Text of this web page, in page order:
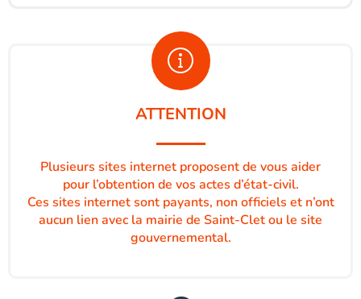
ATTENTION
Plusieurs sites internet proposent de vous aider
pour l’obtention de vos actes d’état-civil.
Ces sites internet sont payants, non officiels et n’ont
aucun lien avec la mairie de Saint-Clet ou le site
gouvernemental.